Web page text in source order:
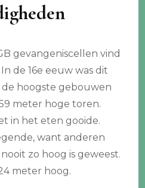
gevangeniscellen vind
de 16e eeuw was dit
hoogste gebouwen
meter hoge toren.
in het eten gooide.
want anderen
zo hoog is geweest.
meter hoog.